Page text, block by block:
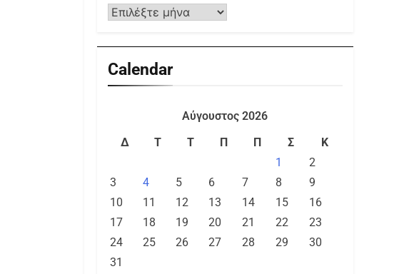
Calendar
Αύγουστος 2026
Δ
Τ Τ Π Π Σ
Κ
1
2
3
4 5 6 7 8
9
10
11 12 13 14 15
16
17
18 19 20 21 22
23
24
25 26 27 28 29
30
31